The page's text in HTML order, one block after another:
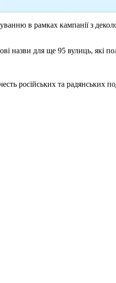
в рамках кампанії з
назви для ще 95 вулиць, які
російських та радянських